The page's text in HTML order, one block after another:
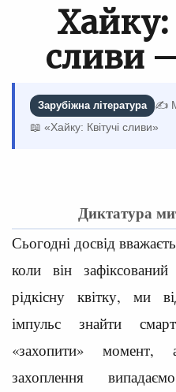
Хайку:
сливи
Зарубіжна література
✍️
📖 «Хайку: Квітучі сливи»
Диктатура
Сьогодні досвід
коли він
рідкісну квітку, ми
імпульс знайти
«захопити»
захоплення